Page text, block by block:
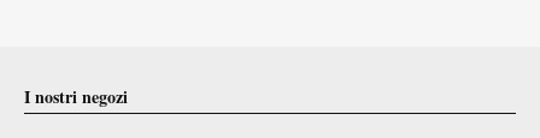
I nostri negozi